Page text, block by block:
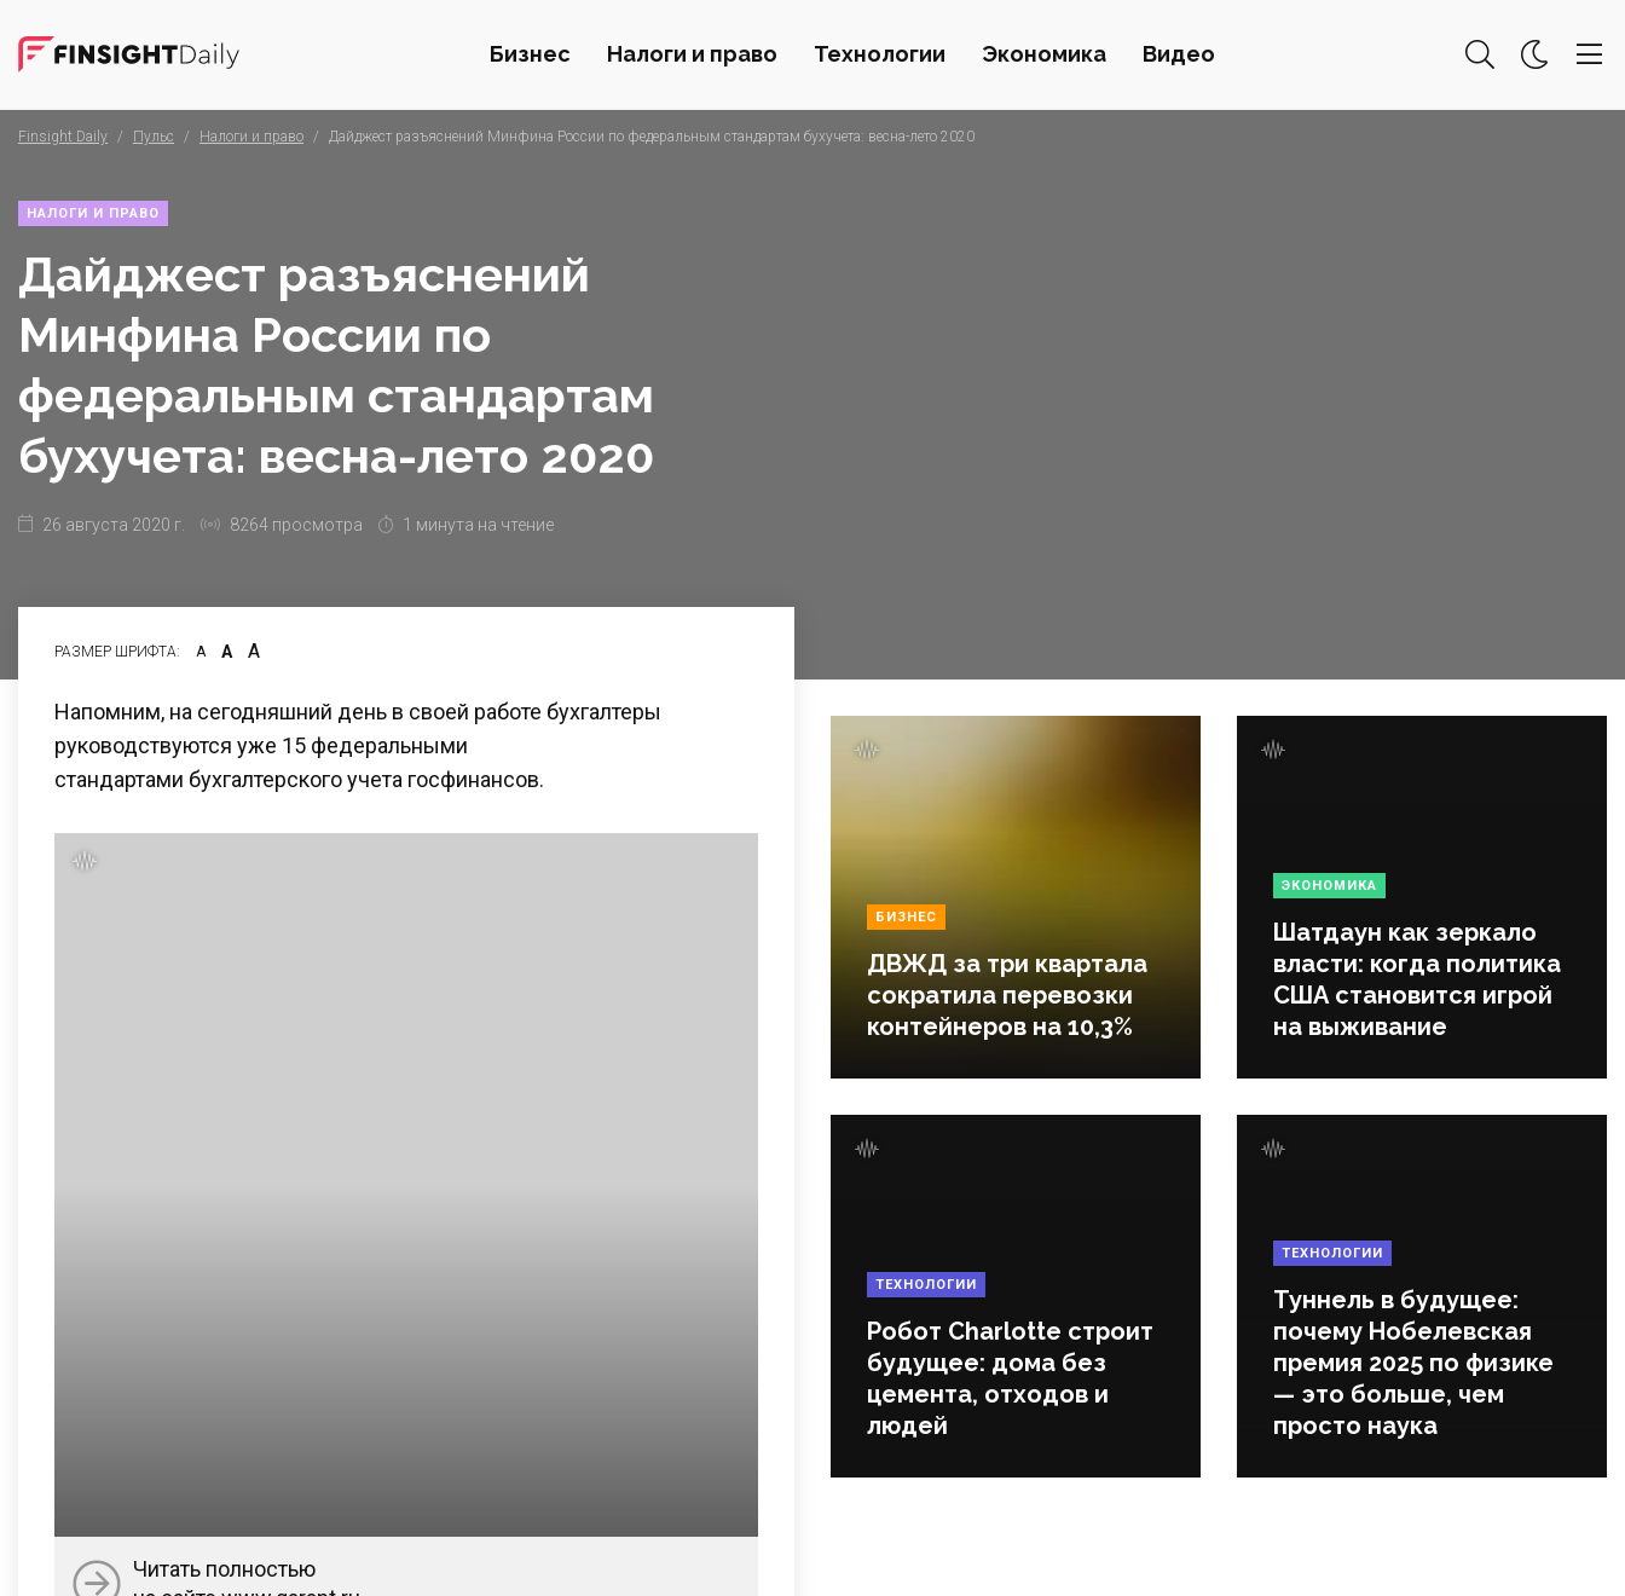
Бизнес Налоги и право Технологии Экономика Видео
Finsight Daily / Пульс / Налоги и право / Дайджест разъяснений Минфина России по федеральным стандартам бухучета: весна-лето 2020
НАЛОГИ И ПРАВО
Дайджест разъяснений
Минфина России по
федеральным стандартам
бухучета: весна-лето 2020
26 августа 2020 г. 8264 просмотра 1 минута на чтение
РАЗМЕР ШРИФТА: А А А
Напомним, на сегодняшний день в своей работе бухгалтеры
руководствуются уже 15 федеральными
стандартами бухгалтерского учета госфинансов.
Читать полностью
БИЗНЕС
ДВЖД за три квартала
сократила перевозки
контейнеров на 10,3%
ЭКОНОМИКА
Шатдаун как зеркало
власти: когда политика
США становится игрой
на выживание
ТЕХНОЛОГИИ
Робот Charlotte строит
будущее: дома без
цемента, отходов и
людей
ТЕХНОЛОГИИ
Туннель в будущее:
почему Нобелевская
премия 2025 по физике
— это больше, чем
просто наука